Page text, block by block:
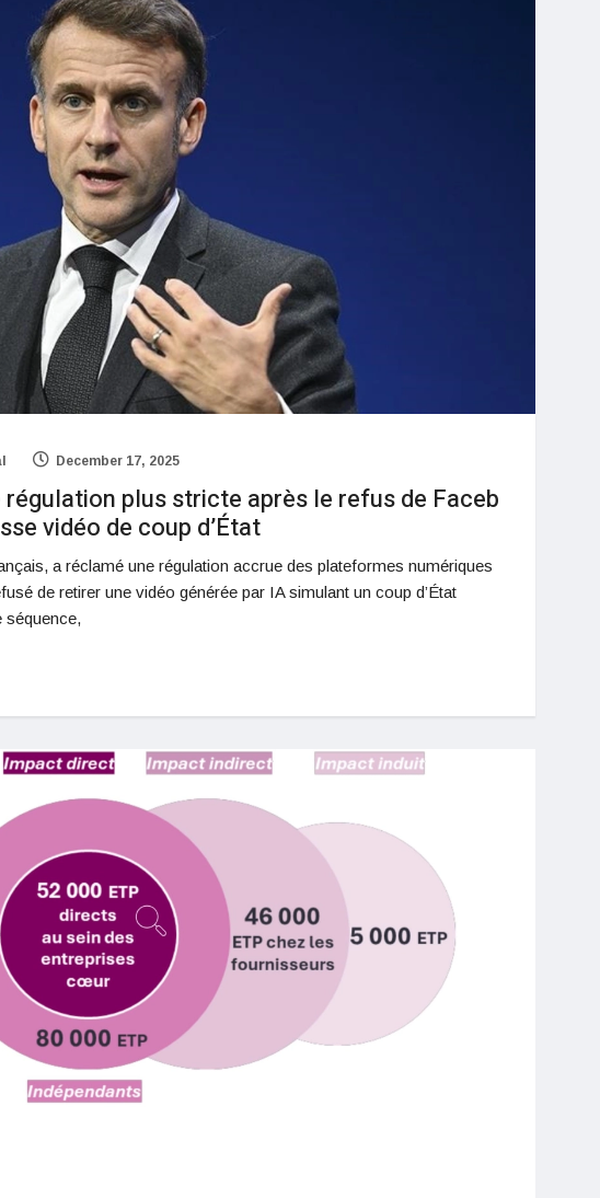
December 17, 2025
plus stricte après le refus de Faceb
vidéo de coup d’État
a réclamé une régulation accrue des plateformes numériques
de retirer une vidéo générée par IA simulant un coup d’État
séquence,